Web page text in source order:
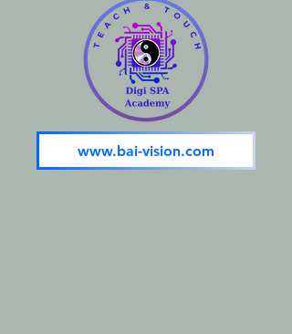
www.bai-vision.com